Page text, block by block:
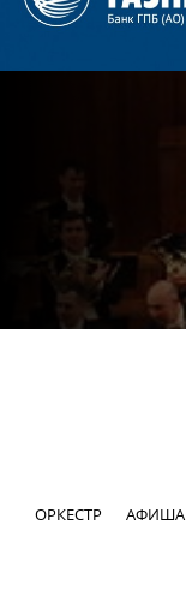
ОРКЕСТР АФИША